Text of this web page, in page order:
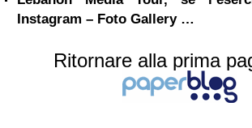
Instagram – Foto Gallery …
Ritornare alla prima